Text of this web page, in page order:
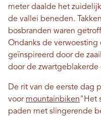
meter daalde het
de vallei beneden.
bosbranden waren
Ondanks de verwoesting
geïnspireerd door de
door de
De rit van de eerste dag
voor mountainbiken"Het
paden met slingerende